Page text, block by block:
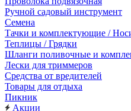
Ручной садовый инструмент
Семена
Тачки и комплектующие /
Теплицы / Грядки
Шланги поливочные и
Лески для триммеров
Средства от вредителей
Товары для отдыха
Пикник
Акции